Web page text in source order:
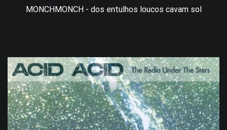
MONCHMONCH - dos entulhos loucos cavam sol